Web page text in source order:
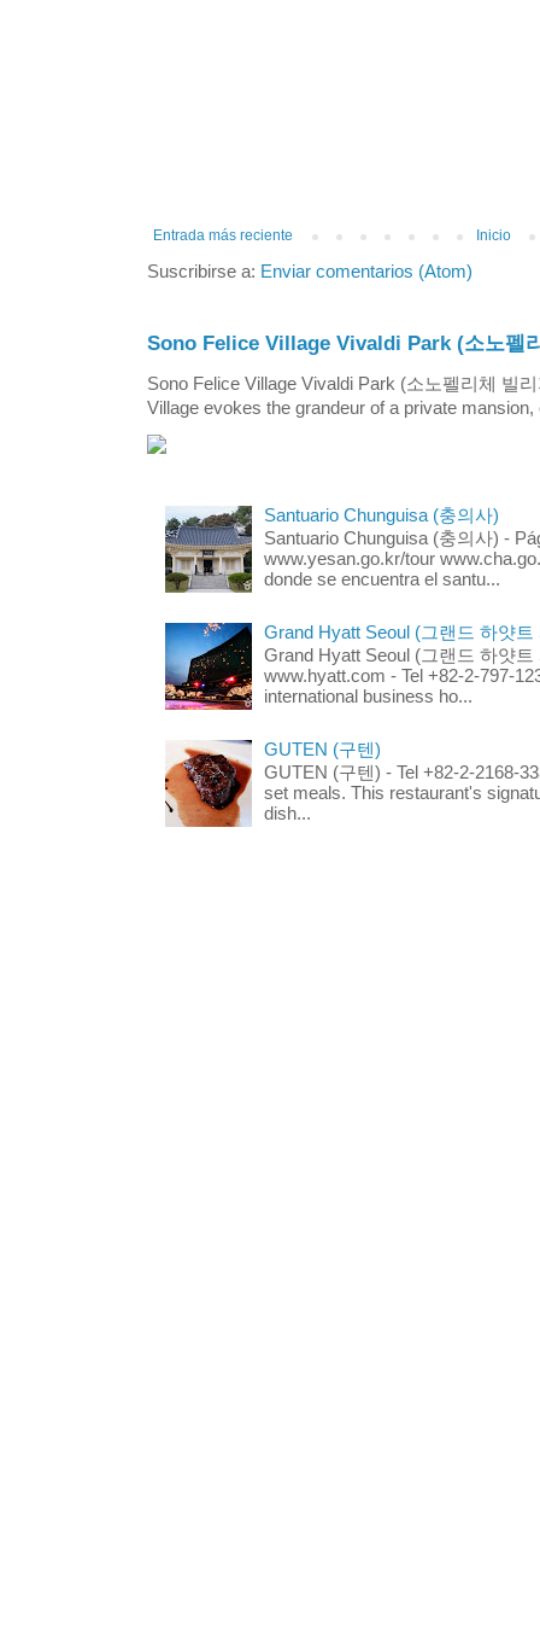
Entrada más reciente Inicio
Suscribirse a: Enviar comentarios (Atom)
Sono Felice Village Vivaldi Park (소노펠
Sono Felice Village Vivaldi Park (소노펠리체 빌
Village evokes the grandeur of a private
Santuario Chunguisa (충의사)
Santuario Chunguisa (충의사) -
www.yesan.go.kr/tour
donde se encuentra el santu...
Grand Hyatt Seoul (그랜드 하얏트
Grand Hyatt Seoul (그랜드 하얏트
www.hyatt.com - Tel +82-2-797-
international business ho...
GUTEN (구텐)
GUTEN (구텐) - Tel +82-2-2168-
set meals. This restaurant's
dish...